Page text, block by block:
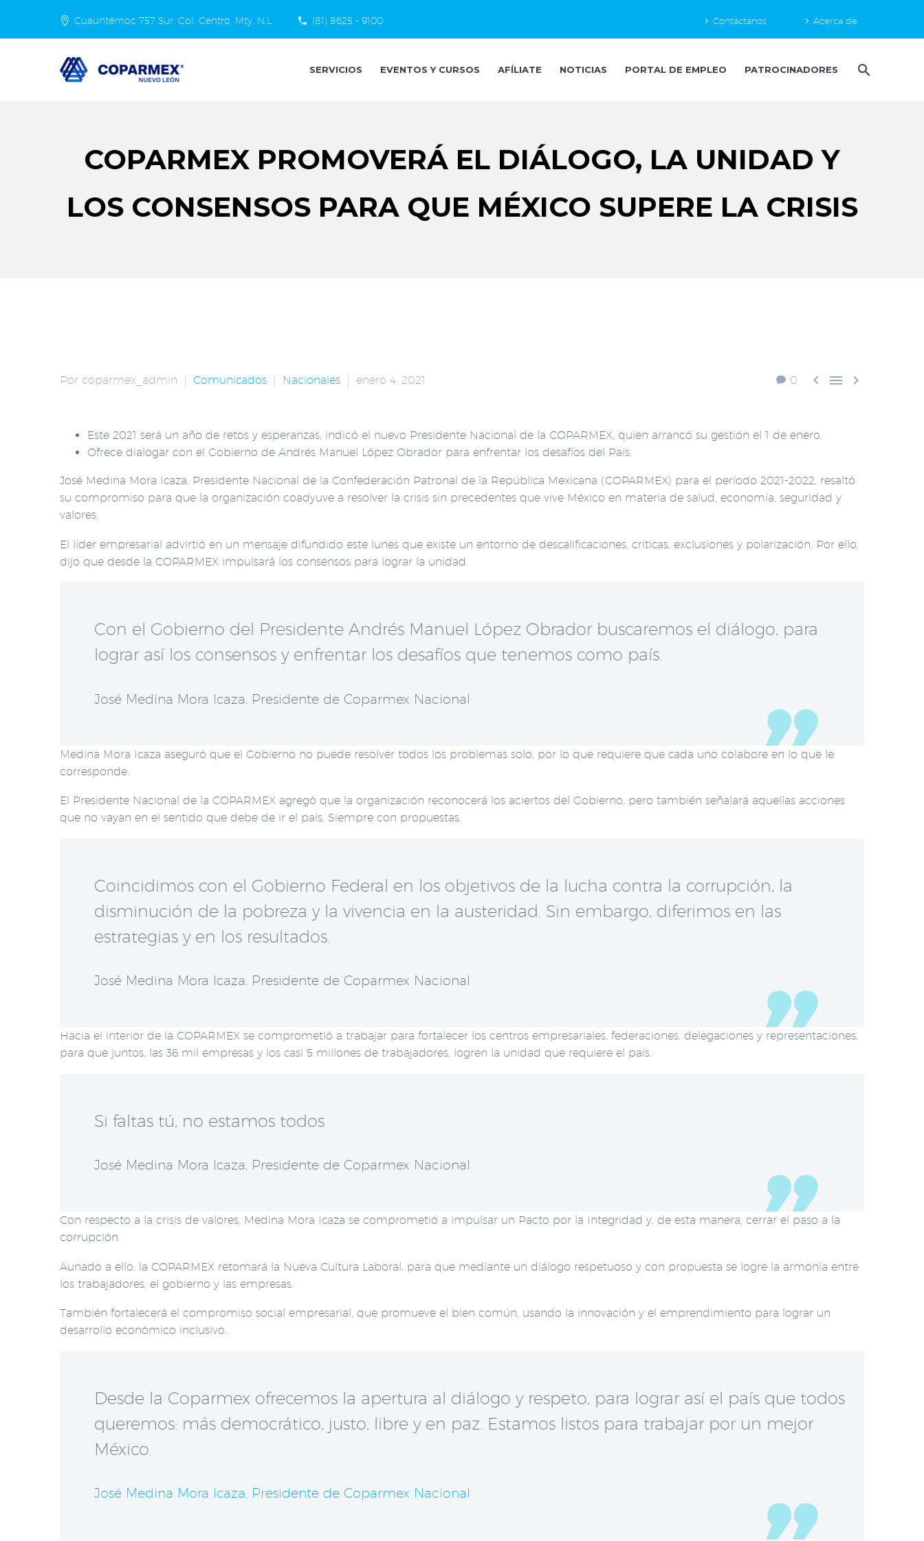
Cuauhtémoc 757 Sur. Col. Centro, Mty. N.L. (81) 8625 - 9100 Contáctanos Acerca de
SERVICIOS EVENTOS Y CURSOS AFÍLIATE NOTICIAS PORTAL DE EMPLEO PATROCINADORES
COPARMEX PROMOVERÁ EL DIÁLOGO, LA UNIDAD Y
LOS CONSENSOS PARA QUE MÉXICO SUPERE LA CRISIS
0   
Por coparmex_admin Comunicados Nacionales enero 4, 2021
Este 2021 será un año de retos y esperanzas, indicó el nuevo Presidente Nacional de la COPARMEX, quien arrancó su gestión el 1 de enero.
Ofrece dialogar con el Gobierno de Andrés Manuel López Obrador para enfrentar los desafíos del País.
José Medina Mora Icaza, Presidente Nacional de la Confederación Patronal de la República Mexicana (COPARMEX) para el período 2021-2022, resaltó
su compromiso para que la organización coadyuve a resolver la crisis sin precedentes que vive México en materia de salud, economía, seguridad y
valores.
El líder empresarial advirtió en un mensaje difundido este lunes que existe un entorno de descalificaciones, críticas, exclusiones y polarización. Por ello,
dijo que desde la COPARMEX impulsará los consensos para lograr la unidad.
Con el Gobierno del Presidente Andrés Manuel López Obrador buscaremos el diálogo, para
lograr así los consensos y enfrentar los desafíos que tenemos como país.
José Medina Mora Icaza, Presidente de Coparmex Nacional
Medina Mora Icaza aseguró que el Gobierno no puede resolver todos los problemas solo, por lo que requiere que cada uno colabore en lo que le
corresponde.
El Presidente Nacional de la COPARMEX agregó que la organización reconocerá los aciertos del Gobierno, pero también señalará aquellas acciones
que no vayan en el sentido que debe de ir el país. Siempre con propuestas.
Coincidimos con el Gobierno Federal en los objetivos de la lucha contra la corrupción, la
disminución de la pobreza y la vivencia en la austeridad. Sin embargo, diferimos en las
estrategias y en los resultados.
José Medina Mora Icaza, Presidente de Coparmex Nacional
Hacia el interior de la COPARMEX se comprometió a trabajar para fortalecer los centros empresariales, federaciones, delegaciones y representaciones,
para que juntos, las 36 mil empresas y los casi 5 millones de trabajadores, logren la unidad que requiere el país.
Si faltas tú, no estamos todos
José Medina Mora Icaza, Presidente de Coparmex Nacional
Con respecto a la crisis de valores, Medina Mora Icaza se comprometió a impulsar un Pacto por la Integridad y, de esta manera, cerrar el paso a la
corrupción.
Aunado a ello, la COPARMEX retomará la Nueva Cultura Laboral, para que mediante un diálogo respetuoso y con propuesta se logre la armonía entre
los trabajadores, el gobierno y las empresas.
También fortalecerá el compromiso social empresarial, que promueve el bien común, usando la innovación y el emprendimiento para lograr un
desarrollo económico inclusivo.
Desde la Coparmex ofrecemos la apertura al diálogo y respeto, para lograr así el país que todos
queremos: más democrático, justo, libre y en paz. Estamos listos para trabajar por un mejor
México.
José Medina Mora Icaza, Presidente de Coparmex Nacional